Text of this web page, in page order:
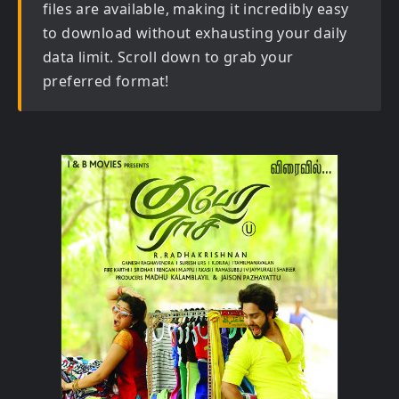
files are available, making it incredibly easy
to download without exhausting your daily
data limit. Scroll down to grab your
preferred format!